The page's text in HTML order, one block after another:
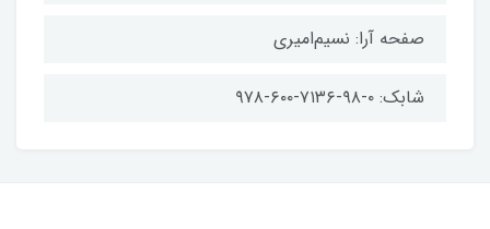
صفحه آرا: نسیم‌امیری
شابک: ۰-۹۸-۷۱۳۶-۶۰۰-۹۷۸